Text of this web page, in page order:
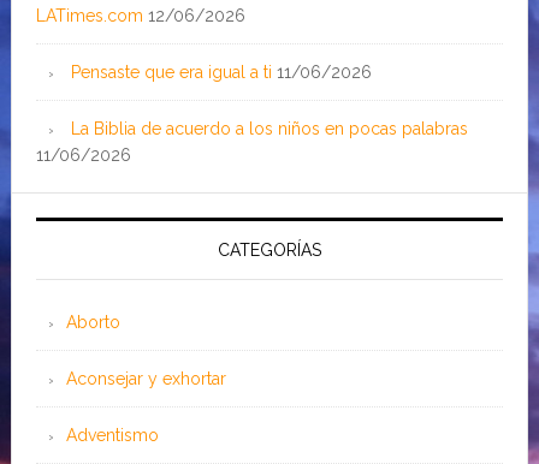
LATimes.com 12/06/2026
Pensaste que era igual a ti 11/06/2026
La Biblia de acuerdo a los niños en pocas palabras
11/06/2026
CATEGORÍAS
Aborto
Aconsejar y exhortar
Adventismo